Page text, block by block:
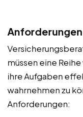
Anforderungen
müssen eine
ihre Aufgaben
wahrnehmen zu
Anforderungen: